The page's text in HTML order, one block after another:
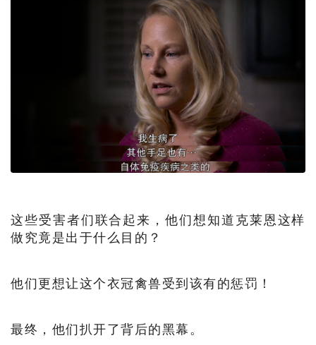
这些受害者们联合起来，他们想知道克莱恩这样
做究竟是出于什么目的？
他们更想让这个衣冠禽兽受到该有的惩罚！
最终，他们扒开了背后的黑幕。